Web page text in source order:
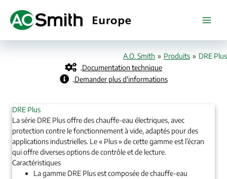
contenu
A.O. Smith » Produits » DRE Plus
Documentation technique
Demander plus d'informations
DRE Plus
La série DRE Plus offre des chauffe-eau électriques, avec
protection contre le fonctionnement à vide, adaptés pour des
applications industrielles. Le « Plus » de cette gamme est l’écran
qui offre diverses options de contrôle et de lecture.
Caractéristiques
La gamme DRE Plus est composée de chauffe-eau